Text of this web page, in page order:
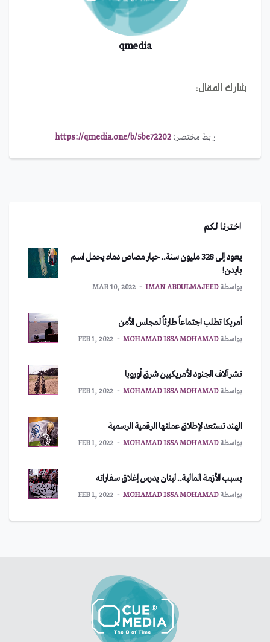
qmedia
شارك المقال:
رابط مختصر:https://qmedia.one/b/5be72202
اخترنا لكم
يعود إلى 328 مليون سنة.. حبار مصاص دماء يحمل اسم
بايدن!
بواسطةIMAN ABDULMAJEED
MAR 10, 2022
أمريكا تطلب اجتماعاً طارئاً لمجلس الأمن
بواسطةMOHAMAD ISSA MOHAMAD
FEB 1, 2022
نشر آلاف الجنود الأمريكيين شرق أوروبا
بواسطةMOHAMAD ISSA MOHAMAD
FEB 1, 2022
الهند تستعد لإطلاق عملتها الرقمية الرسمية
بواسطةMOHAMAD ISSA MOHAMAD
FEB 1, 2022
بسبب الأزمة المالية.. لبنان يدرس إغلاق سفاراته
بواسطةMOHAMAD ISSA MOHAMAD
FEB 1, 2022